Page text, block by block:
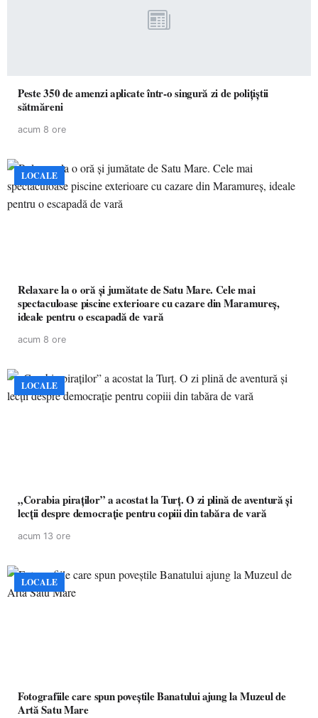
Peste 350 de amenzi aplicate într-o singură zi de polițiștii
sătmăreni
acum 8 ore
LOCALE
Relaxare la o oră și jumătate de Satu Mare. Cele mai
spectaculoase piscine exterioare cu cazare din Maramureș,
ideale pentru o escapadă de vară
acum 8 ore
LOCALE
„Corabia piraților” a acostat la Turț. O zi plină de aventură și
lecții despre democrație pentru copiii din tabăra de vară
acum 13 ore
LOCALE
Fotografiile care spun poveștile Banatului ajung la Muzeul de
Artă Satu Mare